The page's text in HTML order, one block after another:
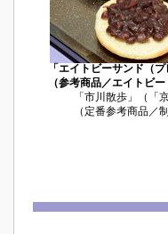
「エイトビーサンド（プ
（参考商品／エイトビー
「市川散歩」（「
（定番参考商品／